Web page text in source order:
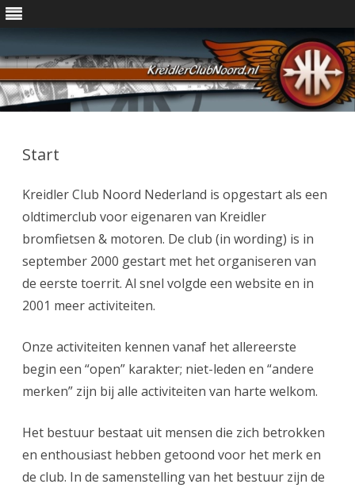
Start
Kreidler Club Noord Nederland is opgestart als een
oldtimerclub voor eigenaren van Kreidler
bromfietsen & motoren. De club (in wording) is in
september 2000 gestart met het organiseren van
de eerste toerrit. Al snel volgde een website en in
2001 meer activiteiten.
Onze activiteiten kennen vanaf het allereerste
begin een “open” karakter; niet-leden en “andere
merken” zijn bij alle activiteiten van harte welkom.
Het bestuur bestaat uit mensen die zich betrokken
en enthousiast hebben getoond voor het merk en
de club. In de samenstelling van het bestuur zijn de